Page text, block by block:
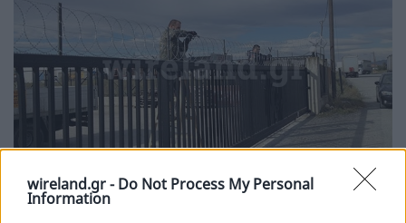
wireland.gr -Do Not Process My Personal
Information
ΚΟΝΣΕΡΤΙΝΑ ΜΕ ΚΛΙΨ
ΚΟΝΣΕΡΤΙΝΑ ΧΩΡΙΣ ΚΛΙΨ
ΚΟΝΣΕΡΤΙΝΑ ΕΠΙΠΕΔΗ
ΚΟΝΣΕΡΤΙΝΑ ΕΥΘΥΓΡΑΜΜΗ
ΣΥΝΟΔΕΥΤΙΚΑ ΚΟΝΣΕΡΤΙΝΑΣ
ΑΠΑΓΟΡΕΥΤΙΚΟ ΕΙΣΟΔΟΥ
ΣΥΡΜΑΤΟΠΛΕΓΜΑΤΑ